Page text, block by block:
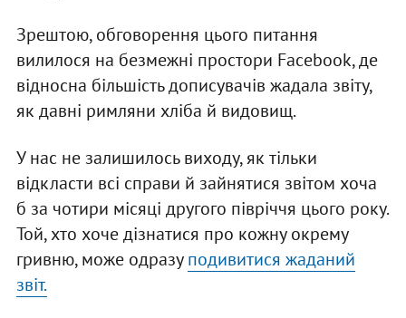
Зрештою, обговорення цього питання
вилилося на безмежні простори Facebook, де
відносна більшість дописувачів жадала звіту,
як давні римляни хліба й видовищ.
У нас не залишилось виходу, як тільки
відкласти всі справи й зайнятися звітом хоча
б за чотири місяці другого півріччя цього року.
Той, хто хоче дізнатися про кожну окрему
гривню, може одразуподивитися жаданий
звіт.